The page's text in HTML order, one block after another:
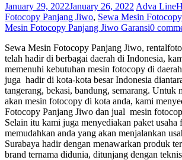
January 29, 2022January 26, 2022 Adva Line
Fotocopy Panjang Jiwo, Sewa Mesin
Mesin Fotocopy Panjang Jiwo Garansi0
Sewa Mesin Fotocopy Panjang Jiwo,
telah hadir di berbagai daerah di Indonesia,
memenuhi kebutuhan mesin fotocopy di
juga hadir di kota-kota besar Indonesia
tangerang, bekasi, bandung, semarang. Untuk
akan mesin fotocopy di kota anda, kami
Fotocopy Panjang Jiwo dan jual mesin
Selain itu kami juga menyediakan paket
memudahkan anda yang akan menjalankan
Surabaya hadir dengan menawarkan produk
brand ternama didunia, ditunjang dengan